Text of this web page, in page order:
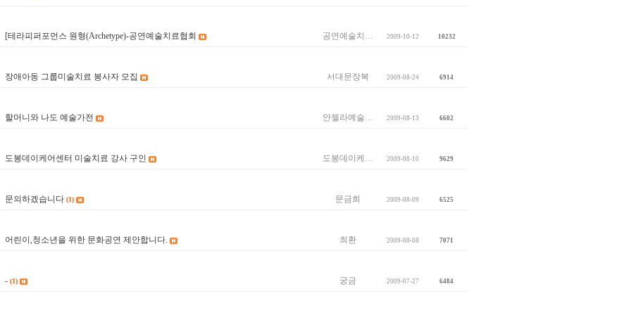
[테라피퍼포먼스 원형(Archetype)-공연예술치료협회 공연예술치… 2009-10-12 10232
장애아동 그룹미술치료 봉사자 모집 서대문장복 2009-08-24 6914
할머니와 나도 예술가전 안젤라예술… 2009-08-13 6602
도봉데이케어센터 미술치료 강사 구인 도봉데이케… 2009-08-10 9629
문의하겠습니다 (1) 문금희 2009-08-09 6525
어린이,청소년을 위한 문화공연 제안합니다. 최환 2009-08-08 7071
- (1) 궁금 2009-07-27 6484